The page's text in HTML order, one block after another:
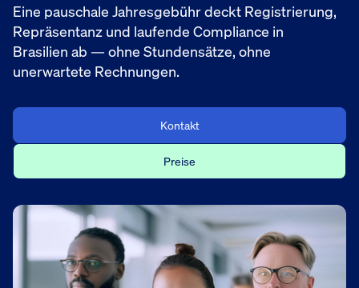
Eine pauschale Jahresgebühr deckt Registrierung,
Repräsentanz und laufende Compliance in
Brasilien ab — ohne Stundensätze, ohne
unerwartete Rechnungen.
Kontakt
Preise